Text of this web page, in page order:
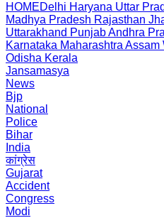
HOMEDelhi Haryana Uttar
Madhya Pradesh Rajasthan
Uttarakhand PunjabAndhra
Karnataka Maharashtra Assam
Odisha Kerala
Jansamasya
News
Bjp
National
Police
Bihar
India
कांग्रेस
Gujarat
Accident
Congress
Modi